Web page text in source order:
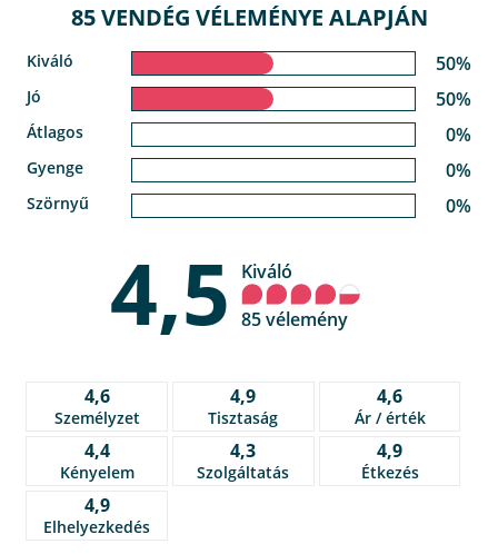
85 VENDÉG VÉLEMÉNYE ALAPJÁN
Kiváló 50%
Jó 50%
Átlagos 0%
Gyenge 0%
Szörnyű 0%
4,5
Kiváló
85 vélemény
4,6
Személyzet
4,9
Tisztaság
4,6
Ár / érték
4,4
Kényelem
4,3
Szolgáltatás
4,9
Étkezés
4,9
Elhelyezkedés